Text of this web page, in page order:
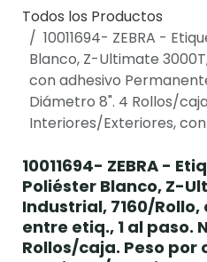
Todos los Productos
10011694- ZEBRA -
Blanco, Z-Ultimate
con adhesivo
Diámetro 8". 4 Rollos/
Interiores/Exteriores,
10011694- ZEBRA -
Poliéster Blanco, Z-
Industrial, 7160/
entre etiq., 1 al paso.
Rollos/caja. Peso por